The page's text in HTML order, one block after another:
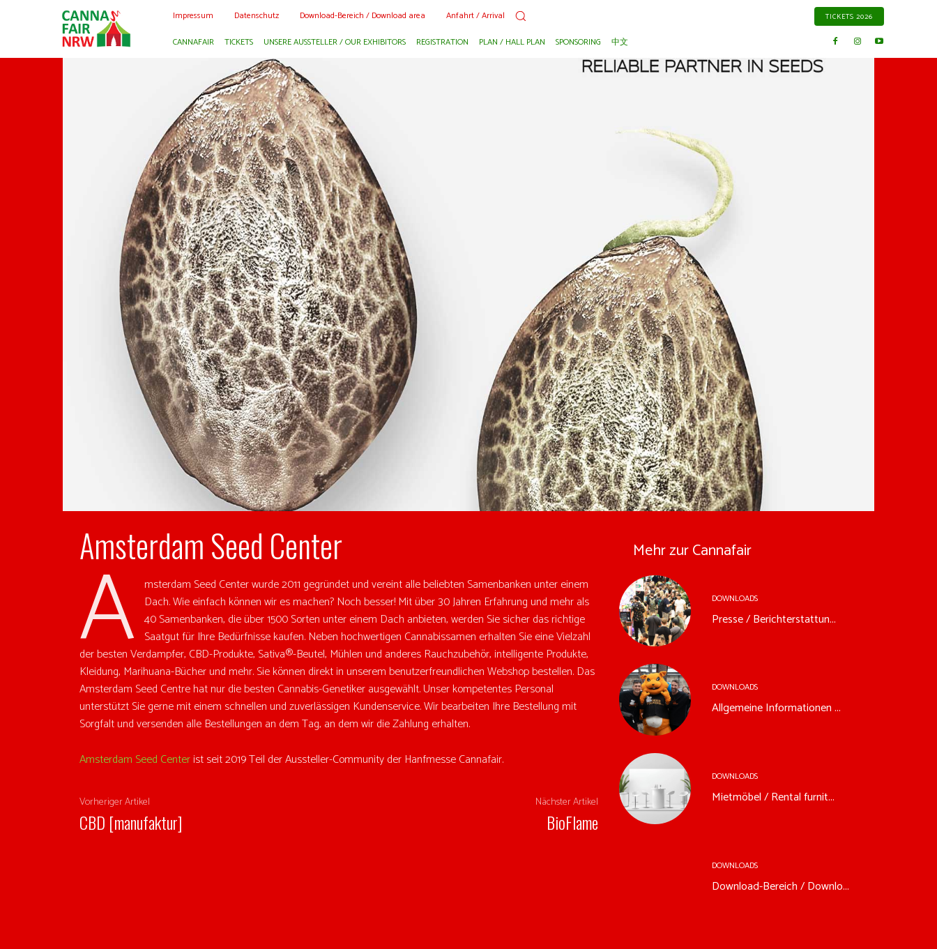
Impressum Datenschutz Download-Bereich / Download area Anfahrt / Arrival TICKETS 2026
CANNAFAIR TICKETS UNSERE AUSSTELLER / OUR EXHIBITORS REGISTRATION PLAN / HALL PLAN SPONSORING 中文
Amsterdam Seed Center
A msterdam Seed Center wurde 2011 gegründet und vereint alle beliebten Samenbanken unter einem
Dach. Wie einfach können wir es machen? Noch besser! Mit über 30 Jahren Erfahrung und mehr als
40 Samenbanken, die über 1500 Sorten unter einem Dach anbieten, werden Sie sicher das richtige
Saatgut für Ihre Bedürfnisse kaufen. Neben hochwertigen Cannabissamen erhalten Sie eine Vielzahl
der besten Verdampfer, CBD-Produkte, Sativa®-Beutel, Mühlen und anderes Rauchzubehör, intelligente Produkte,
Kleidung, Marihuana-Bücher und mehr. Sie können direkt in unserem benutzerfreundlichen Webshop bestellen. Das
Amsterdam Seed Centre hat nur die besten Cannabis-Genetiker ausgewählt. Unser kompetentes Personal
unterstützt Sie gerne mit einem schnellen und zuverlässigen Kundenservice. Wir bearbeiten Ihre Bestellung mit
Sorgfalt und versenden alle Bestellungen an dem Tag, an dem wir die Zahlung erhalten.
Amsterdam Seed Centerist seit 2019 Teil der Aussteller-Community der Hanfmesse Cannafair.
Vorheriger Artikel
CBD [manufaktur]
Nächster Artikel
BioFlame
Mehr zur Cannafair
DOWNLOADS
Presse / Berichterstattun...
DOWNLOADS
Allgemeine Informationen ...
DOWNLOADS
Mietmöbel / Rental furnit...
DOWNLOADS
Download-Bereich / Downlo...